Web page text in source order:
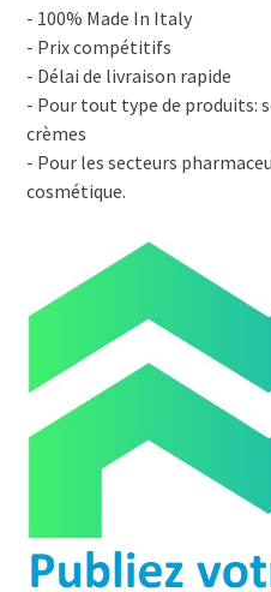
- 100% Made In Italy
- Prix compétitifs
- Délai de livraison rapide
- Pour tout type de produits:
crèmes
- Pour les secteurs
cosmétique.